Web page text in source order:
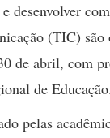
desenvolver
(TIC)
de abril, com
de Educação.
pelas